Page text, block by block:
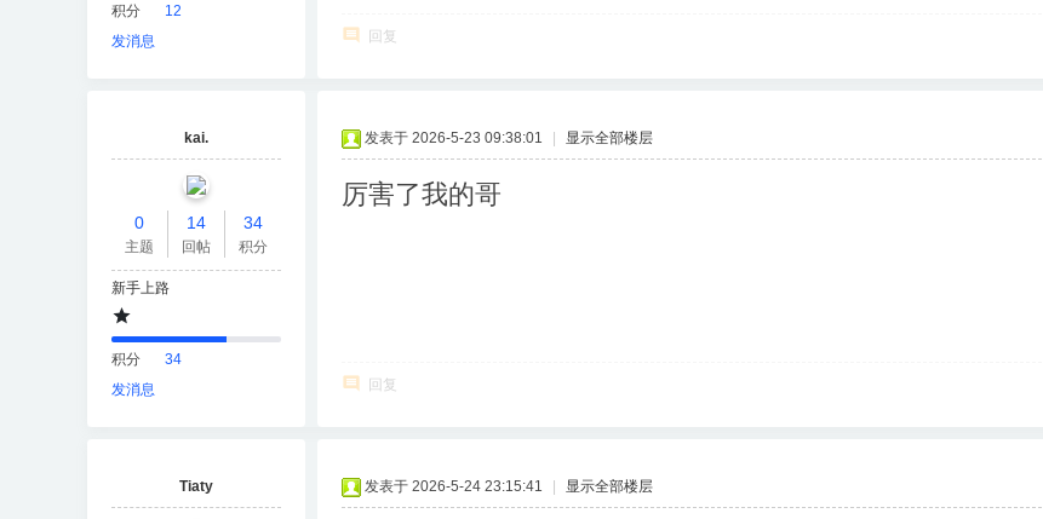
积分
12
发消息
回复
kai.
0
主题
14
回帖
34
积分
新手上路
积分
34
发消息
发表于 2026-5-23 09:38:01 显示全部楼层
厉害了我的哥
回复
Tiaty 发表于 2026-5-24 23:15:41 显示全部楼层